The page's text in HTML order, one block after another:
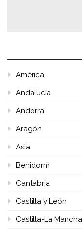
América
Andalucía
Andorra
Aragón
Asia
Benidorm
Cantabria
Castilla y León
Castilla-La Mancha